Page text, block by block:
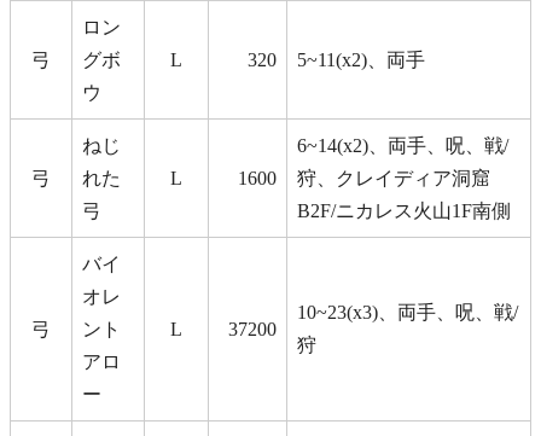
弓
ロン
グボ
ウ
L 320 5~11(x2)、両手
弓
ねじ
れた
弓
L 1600
6~14(x2)、両手、呪、戦/
狩、クレイディア洞窟
B2F/ニカレス火山1F南側
弓
バイ
オレ
ント
アロ
ー
L 37200
10~23(x3)、両手、呪、戦/
狩